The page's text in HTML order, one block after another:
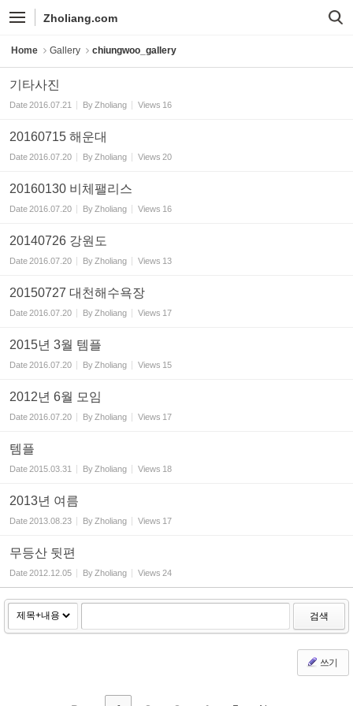
Zholiang.com
Home Gallery chiungwoo_gallery
기타사진
Date2016.07.21 By Zholiang Views 16
20160715 해운대
Date2016.07.20 By Zholiang Views 20
20160130 비체팰리스
Date2016.07.20 By Zholiang Views 16
20140726 강원도
Date2016.07.20 By Zholiang Views 13
20150727 대천해수욕장
Date2016.07.20 By Zholiang Views 17
2015년 3월 템플
Date2016.07.20 By Zholiang Views 15
2012년 6월 모임
Date2016.07.20 By Zholiang Views 17
템플
Date2015.03.31 By Zholiang Views 18
2013년 여름
Date2013.08.23 By Zholiang Views 17
무등산 뒷편
Date2012.12.05 By Zholiang Views 24
검색
쓰기